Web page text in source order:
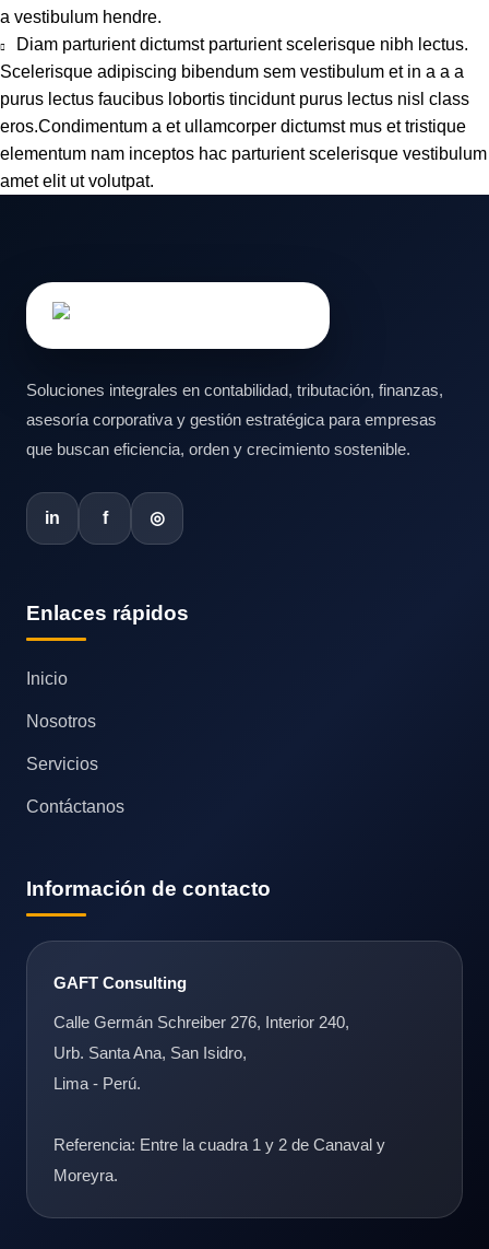
a vestibulum hendre.
Diam parturient dictumst parturient scelerisque nibh lectus.
Scelerisque adipiscing bibendum sem vestibulum et in a a a
purus lectus faucibus lobortis tincidunt purus lectus nisl class
eros.Condimentum a et ullamcorper dictumst mus et tristique
elementum nam inceptos hac parturient scelerisque vestibulum
amet elit ut volutpat.
Soluciones integrales en contabilidad, tributación, finanzas,
asesoría corporativa y gestión estratégica para empresas
que buscan eficiencia, orden y crecimiento sostenible.
in f ◎
Enlaces rápidos
Inicio
Nosotros
Servicios
Contáctanos
Información de contacto
GAFT Consulting
Calle Germán Schreiber 276, Interior 240,
Urb. Santa Ana, San Isidro,
Lima - Perú.
Referencia: Entre la cuadra 1 y 2 de Canaval y
Moreyra.